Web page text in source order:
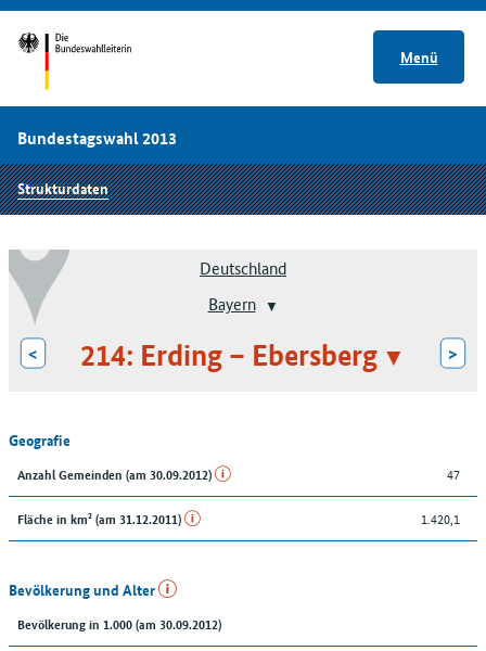
Menü
Bundestagswahl 2013
Strukturdaten
Deutschland
Bayern
< 214: Erding – Ebersberg >
Geografie
Anzahl Gemeinden (am 30.09.2012) 47
Fläche in km² (am 31.12.2011) 1.420,1
Bevölkerung und Alter
Bevölkerung in 1.000 (am 30.09.2012)